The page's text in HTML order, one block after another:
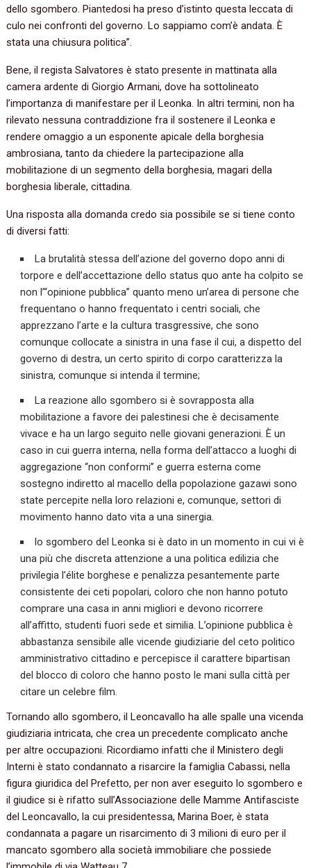
dello sgombero. Piantedosi ha preso d’istinto questa leccata di
culo nei confronti del governo. Lo sappiamo com’è andata. È
stata una chiusura politica”.
Bene, il regista Salvatores è stato presente in mattinata alla
camera ardente di Giorgio Armani, dove ha sottolineato
l’importanza di manifestare per il Leonka. In altri termini, non ha
rilevato nessuna contraddizione fra il sostenere il Leonka e
rendere omaggio a un esponente apicale della borghesia
ambrosiana, tanto da chiedere la partecipazione alla
mobilitazione di un segmento della borghesia, magari della
borghesia liberale, cittadina.
Una risposta alla domanda credo sia possibile se si tiene conto
di diversi fatti:
La brutalità stessa dell’azione del governo dopo anni di
torpore e dell’accettazione dello status quo ante ha colpito se
non l’“opinione pubblica” quanto meno un’area di persone che
frequentano o hanno frequentato i centri sociali, che
apprezzano l’arte e la cultura trasgressive, che sono
comunque collocate a sinistra in una fase il cui, a dispetto del
governo di destra, un certo spirito di corpo caratterizza la
sinistra, comunque si intenda il termine;
La reazione allo sgombero si è sovrapposta alla
mobilitazione a favore dei palestinesi che è decisamente
vivace e ha un largo seguito nelle giovani generazioni. È un
caso in cui guerra interna, nella forma dell’attacco a luoghi di
aggregazione “non conformi” e guerra esterna come
sostegno indiretto al macello della popolazione gazawi sono
state percepite nella loro relazioni e, comunque, settori di
movimento hanno dato vita a una sinergia.
lo sgombero del Leonka si è dato in un momento in cui vi è
una più che discreta attenzione a una politica edilizia che
privilegia l’élite borghese e penalizza pesantemente parte
consistente dei ceti popolari, coloro che non hanno potuto
comprare una casa in anni migliori e devono ricorrere
all’affitto, studenti fuori sede et similia. L’opinione pubblica è
abbastanza sensibile alle vicende giudiziarie del ceto politico
amministrativo cittadino e percepisce il carattere bipartisan
del blocco di coloro che hanno posto le mani sulla città per
citare un celebre film.
Tornando allo sgombero, il Leoncavallo ha alle spalle una vicenda
giudiziaria intricata, che crea un precedente complicato anche
per altre occupazioni. Ricordiamo infatti che il Ministero degli
Interni è stato condannato a risarcire la famiglia Cabassi, nella
figura giuridica del Prefetto, per non aver eseguito lo sgombero e
il giudice si è rifatto sull’Associazione delle Mamme Antifasciste
del Leoncavallo, la cui presidentessa, Marina Boer, è stata
condannata a pagare un risarcimento di 3 milioni di euro per il
mancato sgombero alla società immobiliare che possiede